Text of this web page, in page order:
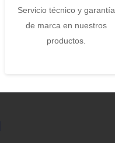
Servicio técnico y garantía
de marca en nuestros
productos.